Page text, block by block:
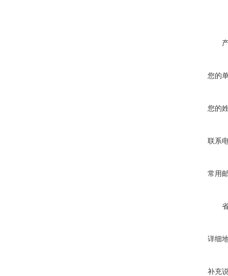
您的
您的
联系
常用
详细
补充